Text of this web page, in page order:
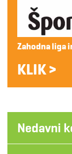
Zahodna liga
KLIK >
Nedavni